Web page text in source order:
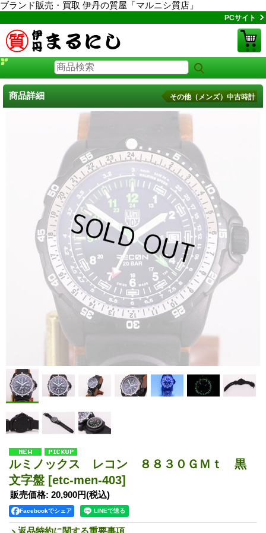
ブランド販売・買取 伊丹の質屋「マルニシ質店」
PCサイト
商品詳細 その他（メンズ）中古時計
ルミノックス レコン ８８３０ＧＭｔ 黒
文字盤 [etc-men-403]
販売価格: 20,900円(税込)
Facebookでシェア
返品特約に関する重要事項